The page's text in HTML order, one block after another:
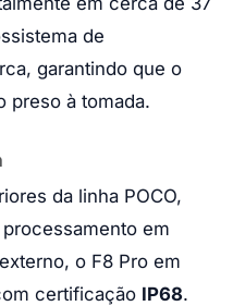
de
garantindo que o
preso à tomada.
da linha POCO,
em
o F8 Pro em
certificação IP68.